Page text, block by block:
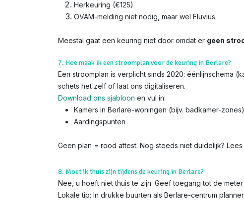
Herkeuring (€125)
OVAM-melding niet nodig, maar wel Fluvius
Meestal gaat een keuring niet door omdat er geen
7. Hoe maak ik een stroomplan voor de keuring in Berlare?
Een stroomplan is verplicht sinds 2020: éénlijnschema
schets het zelf of laat ons digitaliseren.
Download ons sjabloon en vul in:
Kamers in Berlare-woningen (bijv. badkamer-zones)
Aardingspunten
Geen plan = rood attest. Nog steeds niet duidelijk? Lees
8. Moet ik thuis zijn tijdens de keuring in Berlare?
Nee, u hoeft niet thuis te zijn. Geef toegang tot de
Lokale tip: In drukke buurten als Berlare-centrum